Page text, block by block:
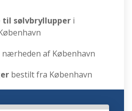
til sølvbryllupper i
nærheden af København
bestilt fra København